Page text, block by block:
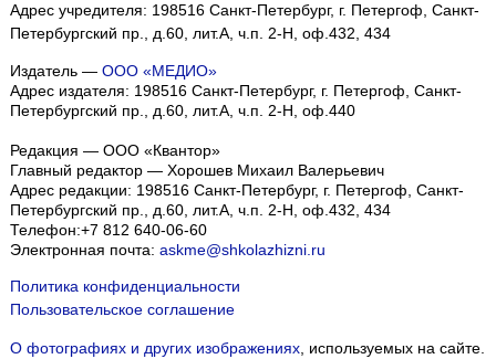
Адрес учредителя: 198516 Санкт-Петербург, г. Петергоф, Санкт-
Петербургский пр., д.60, лит.А, ч.п. 2-Н, оф.432, 434
Издатель — ООО «МЕДИО»
Адрес издателя: 198516 Санкт-Петербург, г. Петергоф, Санкт-
Петербургский пр., д.60, лит.А, ч.п. 2-Н, оф.440
Редакция — ООО «Квантор»
Главный редактор — Хорошев Михаил Валерьевич
Адрес редакции: 198516 Санкт-Петербург, г. Петергоф, Санкт-
Петербургский пр., д.60, лит.А, ч.п. 2-Н, оф.432, 434
Телефон:+7 812 640-06-60
Электронная почта: askme@shkolazhizni.ru
Политика конфиденциальности
Пользовательское соглашение
О фотографиях и других изображениях, используемых на сайте.